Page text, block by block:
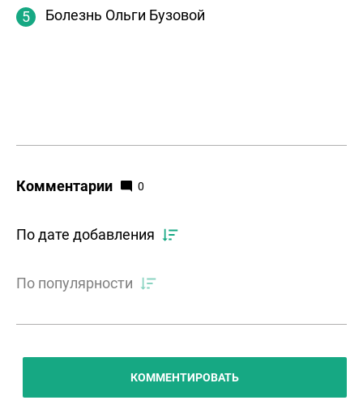
Болезнь Ольги Бузовой
Комментарии 0
По дате добавления
По популярности
КОММЕНТИРОВАТЬ